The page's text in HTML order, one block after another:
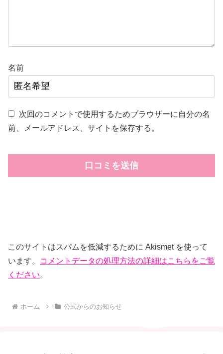
名前
次回のコメントで使用するためブラウザーに自分の名
前、メールアドレス、サイトを保存する。
このサイトはスパムを低減するために Akismet を使って
います。
コメントデータの処理方法の詳細はこちらをご覧
ください。
ホーム 公式からのお知らせ